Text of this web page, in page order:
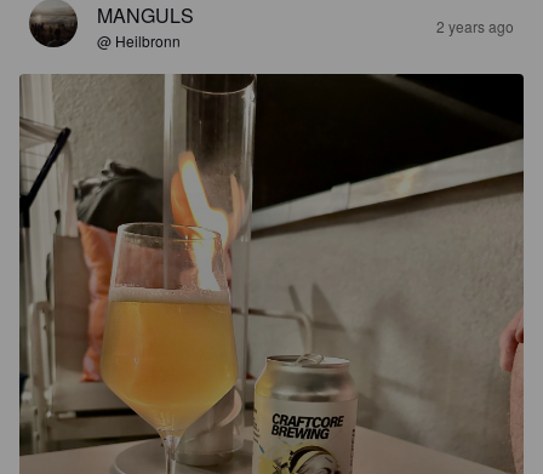
MANGULS
@ Heilbronn
2 years ago